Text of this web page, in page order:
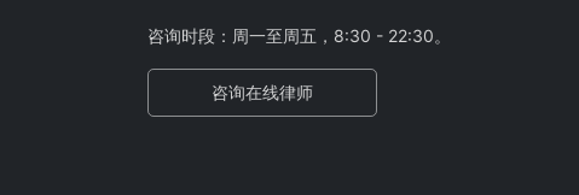
咨询时段：周一至周五，8:30 - 22:30。
咨询在线律师